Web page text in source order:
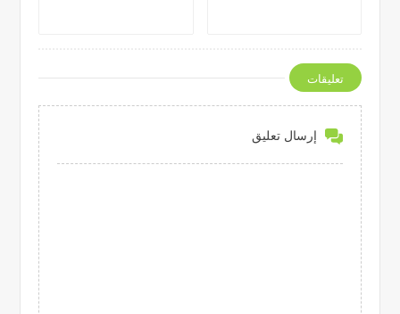
تعليقات
إرسال تعليق